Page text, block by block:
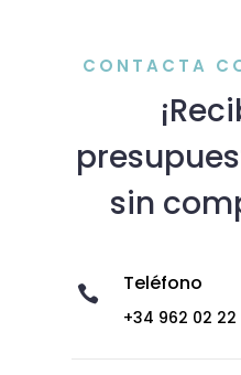
CONTACTA
sin
 Teléfono
+34 962 02 22